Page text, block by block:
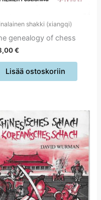
shakki (xiangqi)
genealogy of chess
€
Lisää ostoskoriin